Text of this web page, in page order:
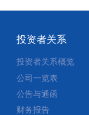
投资者关系
投资者关系概览
公司一览表
公告与通函
财务报告